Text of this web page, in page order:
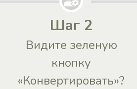
Шаг 2
Видите зеленую
кнопку
«Конвертировать»?